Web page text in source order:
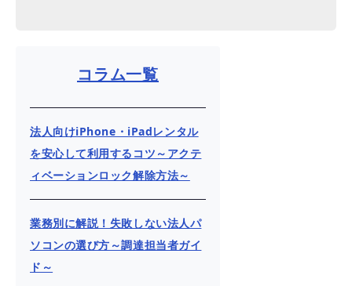
コラム一覧
法人向けiPhone・iPadレンタル
を安心して利用するコツ～アクテ
ィベーションロック解除方法～
業務別に解説！失敗しない法人パ
ソコンの選び方～調達担当者ガイ
ド～